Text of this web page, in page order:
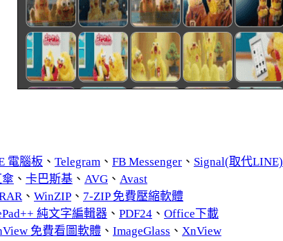
電腦板 、 Telegram、 FB Messenger、 Signal(取代LINE)
、 卡巴斯基、 AVG、 Avast
、 WinZIP、 7-ZIP 免費壓縮軟體
純文字編輯器、 PDF24、 Office下載
免費看圖軟體、 ImageGlass 、 XnView